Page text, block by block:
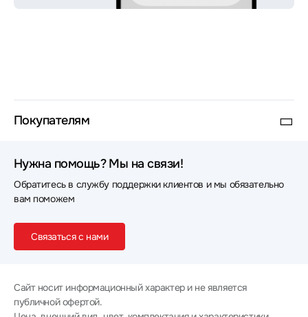
Покупателям
Нужна помощь? Мы на связи!
Обратитесь в службу поддержки клиентов и мы обязательно
вам поможем
Связаться с нами
Сайт носит информационный характер и не является
публичной офертой.